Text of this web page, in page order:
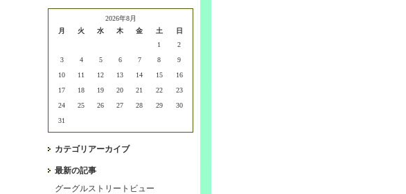
2026年8月
月
火 水 木 金 土
日
1
2
3
4 5 6 7 8
9
10
11 12 13 14 15
16
17
18 19 20 21 22
23
24
25 26 27 28 29
30
31
カテゴリアーカイブ
最新の記事
グーグルストリートビュー